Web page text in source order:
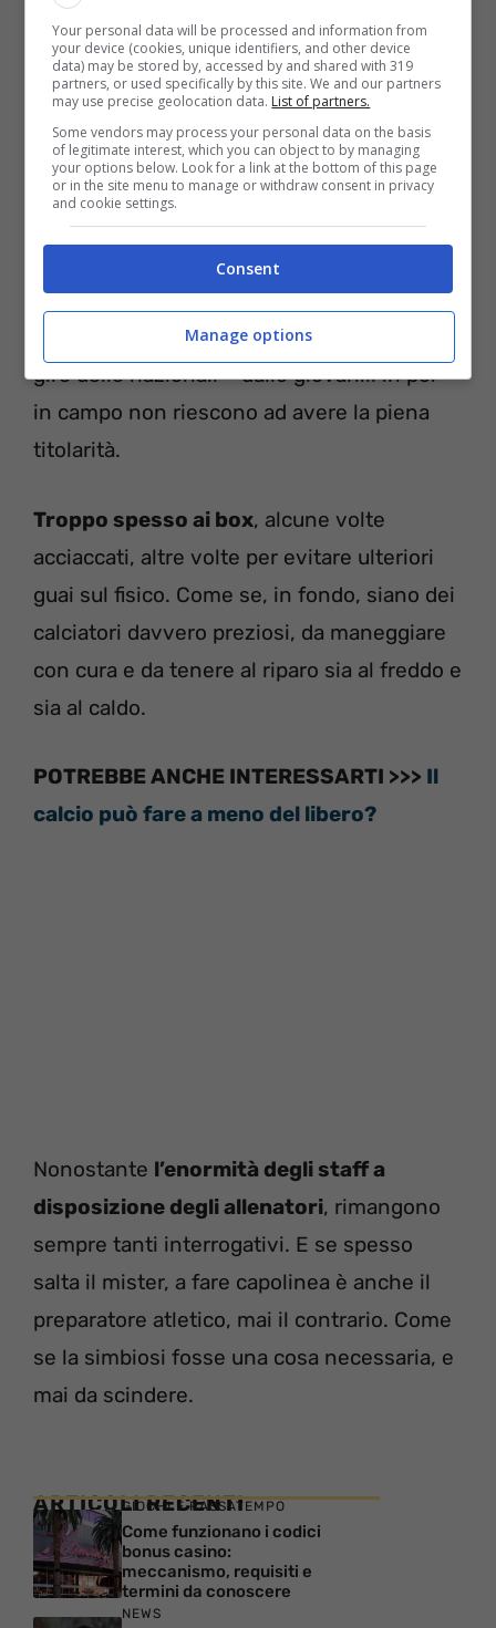
c’è tutto un apparato che non sorregge a
dovere. Non è un caso che a patire gli
infortuni muscolari siano spessocalciatori
under 23, quelli che in teoria dovrebbero
scoppiare di salute. I carichi di lavoro
inadeguati, il cambio dei campi, nonché la
capacità di sforzare i muscoli inutilmente
provoca stress e traumi anche importanti.
Ci sono ormai degli atleti che, seppur nel
giro delle nazionali – dalle giovanili in poi –
in campo non riescono ad avere la piena
titolarità.
Troppo spesso ai box, alcune volte
acciaccati, altre volte per evitare ulteriori
guai sul fisico. Come se, in fondo, siano dei
calciatori davvero preziosi, da maneggiare
con cura e da tenere al riparo sia al freddo e
sia al caldo.
POTREBBE ANCHE INTERESSARTI >>> Il
calcio può fare a meno del libero?
Nonostante l’enormità degli staff a
disposizione degli allenatori, rimangono
sempre tanti interrogativi. E se spesso
salta il mister, a fare capolinea è anche il
preparatore atletico, mai il contrario. Come
se la simbiosi fosse una cosa necessaria, e
mai da scindere.
ARTICOLI RECENTI
GIOCHI E PASSATEMPO
Come funzionano i codici
bonus casino:
meccanismo, requisiti e
termini da conoscere
NEWS
Your personal data will be processed and information from
your device (cookies, unique identifiers, and other device
data) may be stored by, accessed by and shared with 319
partners, or used specifically by this site. We and our partners
may use precise geolocation data. List of partners.
Some vendors may process your personal data on the basis
of legitimate interest, which you can object to by managing
your options below. Look for a link at the bottom of this page
or in the site menu to manage or withdraw consent in privacy
and cookie settings.
Consent
Manage options